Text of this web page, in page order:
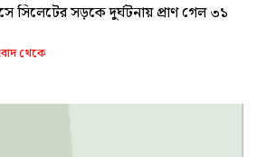
সিলেটের সড়কে দুর্ঘটনায় প্রাণ গেল ৩১
থেকে